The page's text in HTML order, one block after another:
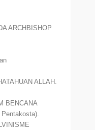
ARCHBISHOP
ALLAH.
BENCANA
Pentakosta).